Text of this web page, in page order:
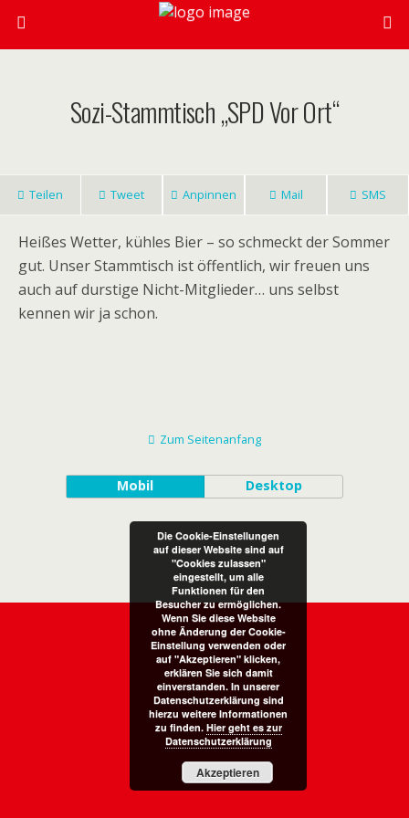
Sozi-Stammtisch „SPD Vor Ort“
Teilen Tweet Anpinnen Mail SMS
Heißes Wetter, kühles Bier – so schmeckt der Sommer
gut. Unser Stammtisch ist öffentlich, wir freuen uns
auch auf durstige Nicht-Mitglieder… uns selbst
kennen wir ja schon.
Die Cookie-Einstellungen
auf dieser Website sind auf
"Cookies zulassen"
eingestellt, um alle
Funktionen für den
Besucher zu ermöglichen.
Wenn Sie diese Website
ohne Änderung der Cookie-
Einstellung verwenden oder
auf "Akzeptieren" klicken,
erklären Sie sich damit
einverstanden. In unserer
Datenschutzerklärung sind
hierzu weitere Informationen
zu finden. Hier geht es zur
Datenschutzerklärung
Akzeptieren
Zum Seitenanfang
Mobil Desktop